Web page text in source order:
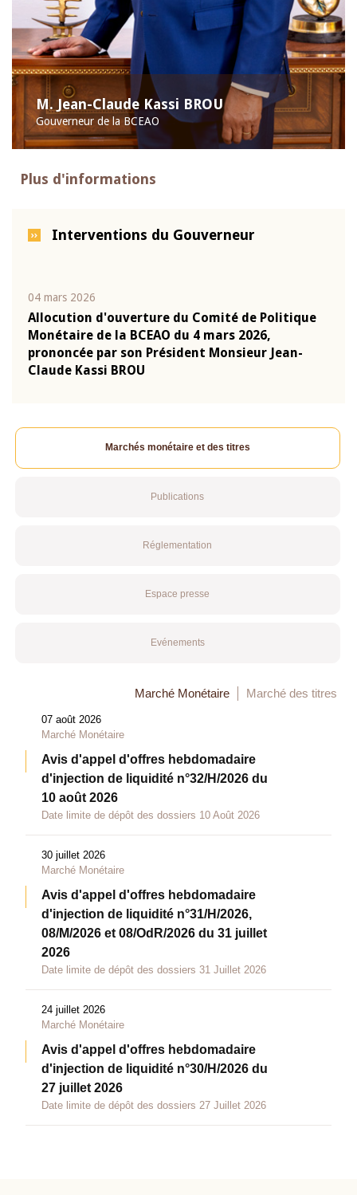
M. Jean-Claude Kassi BROU
Gouverneur de la BCEAO
Plus d'informations
Interventions du Gouverneur
04 mars 2026
Allocution d'ouverture du Comité de Politique
Monétaire de la BCEAO du 4 mars 2026,
prononcée par son Président Monsieur Jean-
Claude Kassi BROU
Marchés monétaire et des titres
Publications
Réglementation
Espace presse
Evénements
Marché Monétaire Marché des titres
07 août 2026
Marché Monétaire
Avis d'appel d'offres hebdomadaire
d'injection de liquidité n°32/H/2026 du
10 août 2026
Date limite de dépôt des dossiers 10 Août 2026
30 juillet 2026
Marché Monétaire
Avis d'appel d'offres hebdomadaire
d'injection de liquidité n°31/H/2026,
08/M/2026 et 08/OdR/2026 du 31 juillet
2026
Date limite de dépôt des dossiers 31 Juillet 2026
24 juillet 2026
Marché Monétaire
Avis d'appel d'offres hebdomadaire
d'injection de liquidité n°30/H/2026 du
27 juillet 2026
Date limite de dépôt des dossiers 27 Juillet 2026